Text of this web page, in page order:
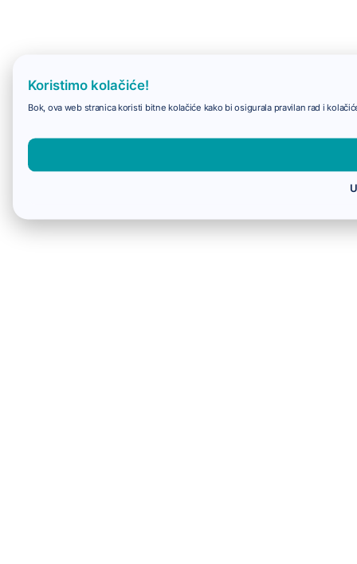
Koristimo kolačiće!
Bok, ova web stranica koristi bitne kolačiće kako bi osigurala pravilan rad i